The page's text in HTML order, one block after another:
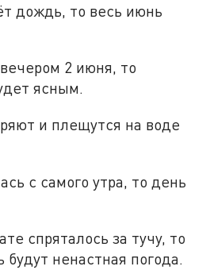
дождь, то весь июнь
2 июня, то
ясным.
и плещутся на воде
с самого утра, то день
спряталось за тучу, то
ненастная погода.